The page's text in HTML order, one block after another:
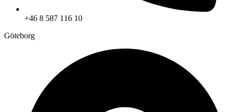
+46 8 587 116 10
Göteborg